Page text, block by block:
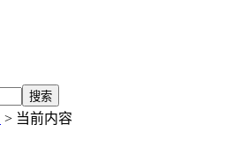
搜索
> 当前内容